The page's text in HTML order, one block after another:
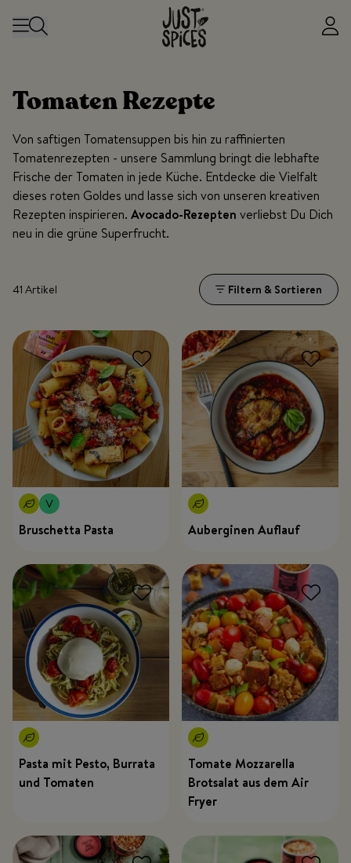
Tomaten Rezepte
Von saftigen Tomatensuppen bis hin zu raffinierten
Tomatenrezepten - unsere Sammlung bringt die lebhafte
Frische der Tomaten in jede Küche. Entdecke die Vielfalt
dieses roten Goldes und lasse sich von unseren kreativen
Rezepten inspirieren. Avocado-Rezepten verliebst Du Dich
neu in die grüne Superfrucht.
41 Artikel Filtern & Sortieren
Bruschetta Pasta Auberginen Auflauf
Pasta mit Pesto, Burrata
und Tomaten
Tomate Mozzarella
Brotsalat aus dem Air
Fryer